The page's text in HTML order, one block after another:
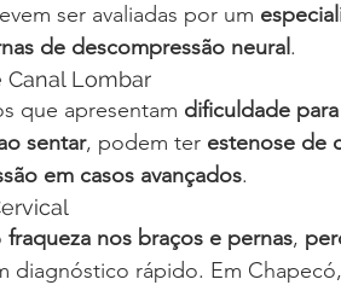
ser avaliadas por um
de descompressão neural .
Canal Lombar
que apresentam dificuldade
sentar, podem ter estenose de
em casos avançados.
fraqueza nos braços e pernas,
diagnóstico rápido. Em